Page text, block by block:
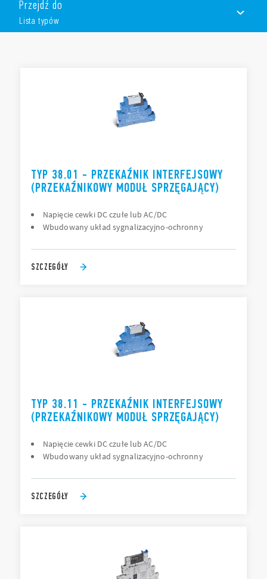
Szerokość 6.2 mm lub 14 mm
Napięcie cewki DC lub AC/DC
Wykonanie do linii długich
Przejdź do
Lista typów
TYP 38.01 - PRZEKAŹNIK INTERFEJSOWY
(PRZEKAŹNIKOWY MODUŁ SPRZĘGAJĄCY)
Napięcie cewki DC czułe lub AC/DC
Wbudowany układ sygnalizacyjno-ochronny
SZCZEGÓŁY
TYP 38.11 - PRZEKAŹNIK INTERFEJSOWY
(PRZEKAŹNIKOWY MODUŁ SPRZĘGAJĄCY)
Napięcie cewki DC czułe lub AC/DC
Wbudowany układ sygnalizacyjno-ochronny
SZCZEGÓŁY